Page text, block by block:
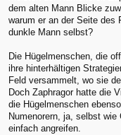
dem alten Mann Blicke
warum er an der Seite des
dunkle Mann selbst?
Die Hügelmenschen, die
ihre hinterhältigen
Feld versammelt, wo sie
Doch Zaphragor hatte die
die Hügelmenschen
Numenorern, ja, selbst
einfach angreifen.